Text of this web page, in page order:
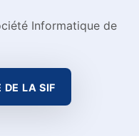
Informatique de
DE LA SIF